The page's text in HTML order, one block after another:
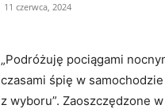
11 czerwca, 2024
„Podróżuję pociągami
czasami śpię w
z wyboru”. Zaoszczędzone